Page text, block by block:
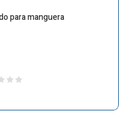
para manguera